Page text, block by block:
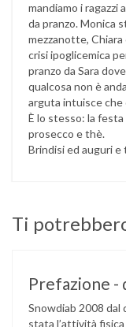
mandiamo i ragazzi
da pranzo. Monica
mezzanotte, Chiara
crisi ipoglicemica
pranzo da Sara
qualcosa non è
arguta intuisce che
È lo stesso: la
prosecco e thè.
Brindisi ed auguri
Ti
Prefazione -
Snowdiab 2008 dal
stata l’attività